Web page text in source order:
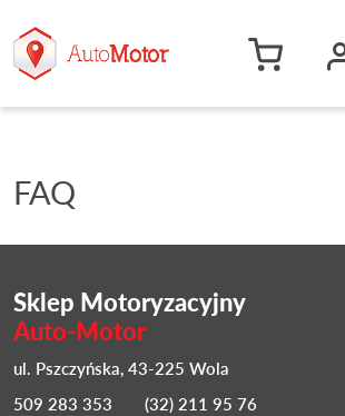
FAQ
Sklep Motoryzacyjny
Auto-Motor
ul. Pszczyńska, 43-225 Wola
509 283 353
(32) 211 95 76